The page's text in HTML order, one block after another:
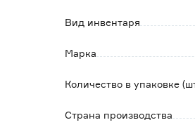
Вид инвентаря
Марка
Количество в упаковке
Страна производства